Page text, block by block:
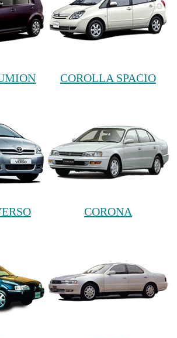
COROLLA SPACIO
CORONA